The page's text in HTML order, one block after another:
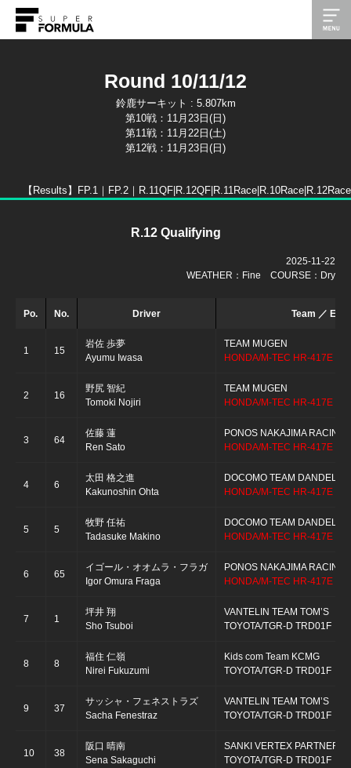
Round 10/11/12
鈴鹿サーキット : 5.807km
第10戦：11月23日(日)
第11戦：11月22日(土)
第12戦：11月23日(日)
【Results】 FP.1｜ FP.2｜ R.11QF| R.12QF| R.11Race| R.10Race| R.12Race
R.12 Qualifying
2025-11-22
WEATHER：Fine COURSE：Dry
Po. No. Driver Team ／
1 15
岩佐 歩夢
Ayumu Iwasa
TEAM MUGEN
HONDA/M-TEC HR-417E
2 16
野尻 智紀
Tomoki Nojiri
TEAM MUGEN
HONDA/M-TEC HR-417E
3 64
佐藤 蓮
Ren Sato
PONOS NAKAJIMA RACING
HONDA/M-TEC HR-417E
4 6
太田 格之進
Kakunoshin Ohta
DOCOMO TEAM
HONDA/M-TEC HR-417E
5 5
牧野 任祐
Tadasuke Makino
DOCOMO TEAM
HONDA/M-TEC HR-417E
6 65
イゴール・オオムラ・フラガ
Igor Omura Fraga
PONOS NAKAJIMA RACING
HONDA/M-TEC HR-417E
7 1
坪井 翔
Sho Tsuboi
VANTELIN TEAM TOM’S
TOYOTA/TGR-D TRD01F
8 8
福住 仁嶺
Nirei Fukuzumi
Kids com Team KCMG
TOYOTA/TGR-D TRD01F
9 37
サッシャ・フェネストラズ
Sacha Fenestraz
VANTELIN TEAM TOM’S
TOYOTA/TGR-D TRD01F
10 38
阪口 晴南
Sena Sakaguchi
SANKI VERTEX PARTNERS
TOYOTA/TGR-D TRD01F